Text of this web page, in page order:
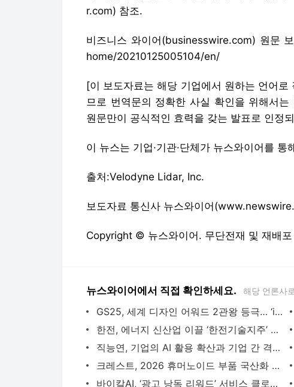
r.com) 참조.
비즈니스 와이어(businesswire.com) 원문
home/20210125005104/en/
[이 보도자료는 해당 기업에서 원하는 언어
므로 번역문의 정확한 사실 확인을 위해서
원문만이 공식적인 효력을 갖는 발표로 인정
이 뉴스는 기업·기관·단체가 뉴스와이어를
출처:Velodyne Lidar, Inc.
보도자료 통신사 뉴스와이어
Copyright © 뉴스와이어. 무단전재 및 재배포
뉴스와이어에서 직접 확인하세요. 해당 언론사
GS25, 세계 디자인 어워드 2관왕 등극… ‘iF’ 이어 ‘레드닷’ 디자인 어워드 수상 - 뉴스와이어
한전, 에너지 신산업 이끌 ‘한전기술지주’ 공식 출범 - 뉴스와이어
직능연, 기업의 AI 활용 확산과 기업 간 격차 분석 - 뉴스와이어
크레스트, 2026 휴머노이드 부품 국산화 실증사업 선정… 로브로스와 ‘무정전 핫스왑 배터리시
바이칼AI, ‘광고 낭독 리워드’ 서비스 클로즈드 베타 시작… 리워드 체험단 100명 모집 - 뉴스와